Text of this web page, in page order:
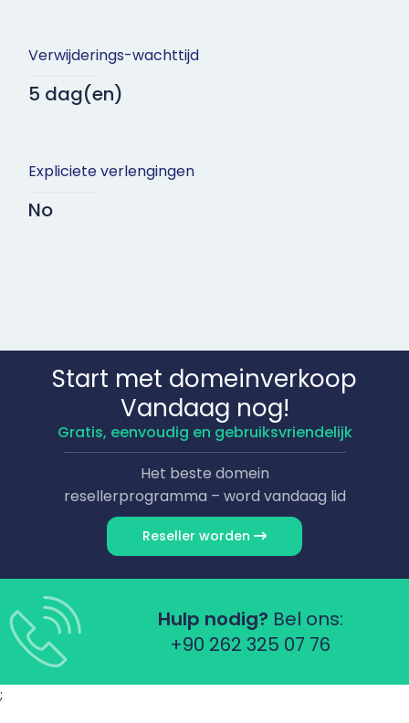
Verwijderings-wachttijd
5 dag(en)
Expliciete verlengingen
No
Start met domeinverkoop
Vandaag nog!
Gratis, eenvoudig en gebruiksvriendelijk
Het beste domein
resellerprogramma – word vandaag lid
Reseller worden
Hulp nodig? Bel ons:
+90 262 325 07 76
;